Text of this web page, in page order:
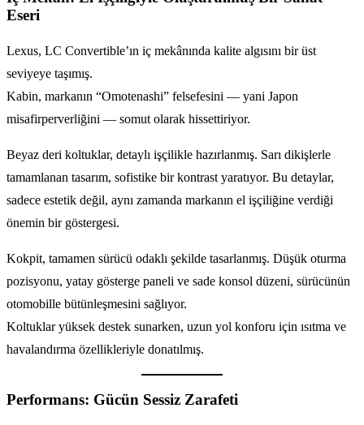
Eseri
Lexus, LC Convertible’ın iç mekânında kalite algısını bir üst
seviyeye taşımış.
Kabin, markanın “Omotenashi” felsefesini — yani Japon
misafirperverliğini — somut olarak hissettiriyor.
Beyaz deri koltuklar, detaylı işçilikle hazırlanmış. Sarı dikişlerle
tamamlanan tasarım, sofistike bir kontrast yaratıyor. Bu detaylar,
sadece estetik değil, aynı zamanda markanın el işçiliğine verdiği
önemin bir göstergesi.
Kokpit, tamamen sürücü odaklı şekilde tasarlanmış. Düşük oturma
pozisyonu, yatay gösterge paneli ve sade konsol düzeni, sürücünün
otomobille bütünleşmesini sağlıyor.
Koltuklar yüksek destek sunarken, uzun yol konforu için ısıtma ve
havalandırma özellikleriyle donatılmış.
Performans: Gücün Sessiz Zarafeti